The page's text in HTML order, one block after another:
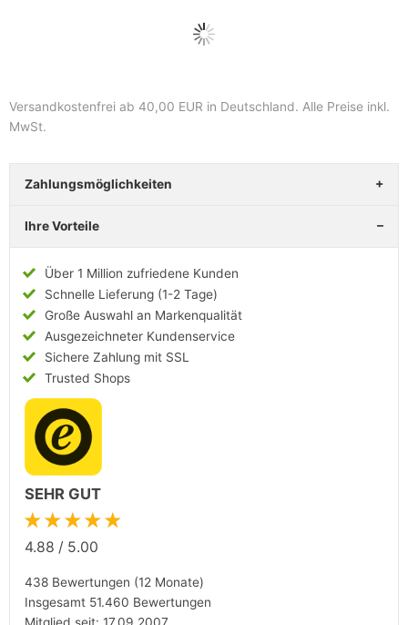
Versandkostenfrei ab 40,00 EUR in Deutschland. Alle Preise inkl.
MwSt.
Zahlungsmöglichkeiten
Ihre Vorteile
Über 1 Million zufriedene Kunden
Schnelle Lieferung (1-2 Tage)
Große Auswahl an Markenqualität
Ausgezeichneter Kundenservice
Sichere Zahlung mit SSL
Trusted Shops
SEHR GUT
★★★★★
4.88 / 5.00
438 Bewertungen (12 Monate)
Insgesamt 51.460 Bewertungen